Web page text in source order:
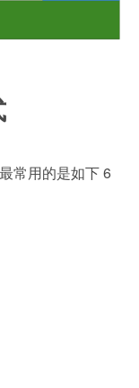
常用的是如下 6